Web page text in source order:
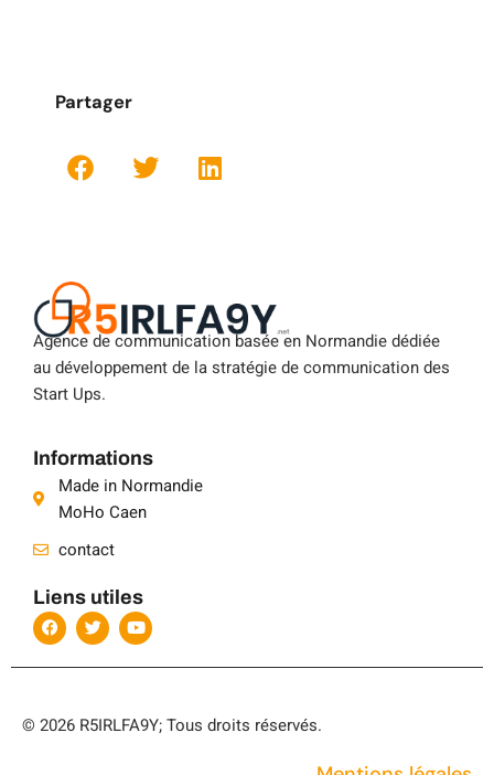
Partager
Agence de communication basée en Normandie dédiée
au développement de la stratégie de communication des
Start Ups.
Informations
Made in Normandie
MoHo Caen
contact
Liens utiles
© 2026 R5IRLFA9Y; Tous droits réservés.